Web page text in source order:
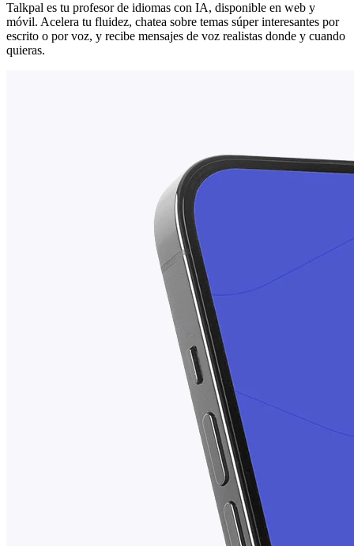
Talkpal es tu profesor de idiomas con IA, disponible en web y
móvil. Acelera tu fluidez, chatea sobre temas súper interesantes por
escrito o por voz, y recibe mensajes de voz realistas donde y cuando
quieras.